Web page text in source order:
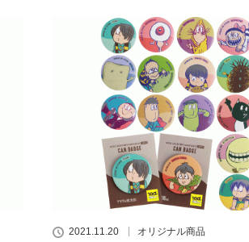
2021.11.20 オリジナル商品